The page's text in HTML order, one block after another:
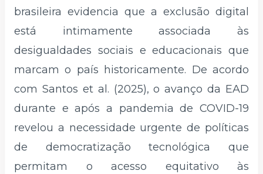
brasileira evidencia que a exclusão digital
está intimamente associada às
desigualdades sociais e educacionais que
marcam o país historicamente. De acordo
com Santos et al. (2025), o avanço da EAD
durante e após a pandemia de COVID-19
revelou a necessidade urgente de políticas
de democratização tecnológica que
permitam o acesso equitativo às